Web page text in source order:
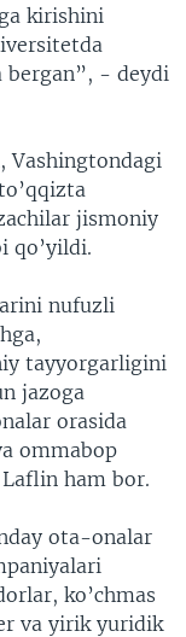
kirishini
bergan”, - deydi
Vashingtondagi
jismoniy
qo’yildi.
nufuzli
tayyorgarligini
jazoga
orasida
ommabop
ham bor.
ota-onalar
ko’chmas
va yirik yuridik